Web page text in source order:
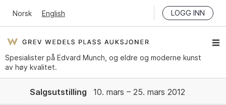
Norsk English LOGG INN
Spesialister på Edvard Munch, og eldre og moderne kunst
av høy kvalitet.
Salgsutstilling 10. mars – 25. mars 2012